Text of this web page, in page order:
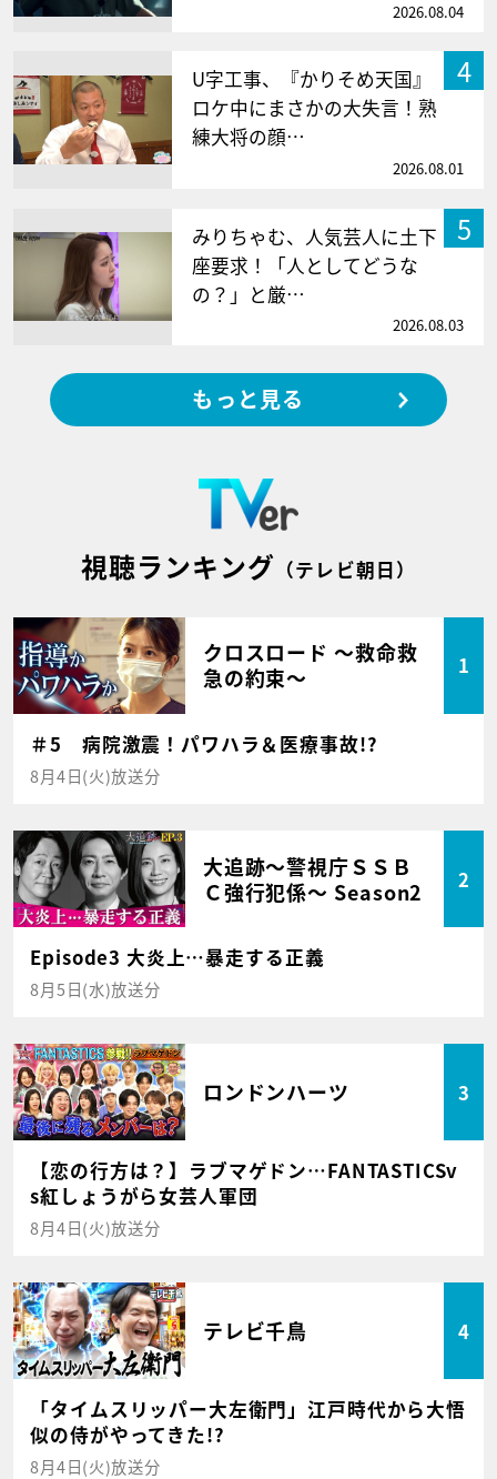
2026.08.04
4
U字工事、『かりそめ天国』
ロケ中にまさかの大失言！熟
練大将の顔…
2026.08.01
5
みりちゃむ、人気芸人に土下
座要求！「人としてどうな
の？」と厳…
2026.08.03
もっと見る
視聴ランキング （テレビ朝日）
クロスロード ～救命救
急の約束～
1
＃5 病院激震！パワハラ＆医療事故!?
8月4日(火)放送分
大追跡～警視庁ＳＳＢ
Ｃ強行犯係～ Season2
2
Episode3 大炎上…暴走する正義
8月5日(水)放送分
ロンドンハーツ 3
【恋の行方は？】ラブマゲドン…FANTASTICSv
s紅しょうがら女芸人軍団
8月4日(火)放送分
テレビ千鳥 4
「タイムスリッパー大左衛門」江戸時代から大悟
似の侍がやってきた!?
8月4日(火)放送分